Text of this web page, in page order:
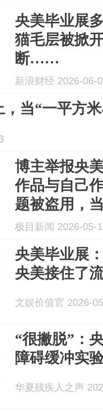
央美毕业展
猫毛层被掀
断……
新浪财经 2026-06-
当“一平方
博主举报央
作品与自己
题被盗用，
系“恶意造谣
主科研项目
极目新闻 2026-05-
央美毕业展
央美接住了
文娱价值官 2026-
“很撇脱”：
障碍缓冲实
华夏残疾人之声